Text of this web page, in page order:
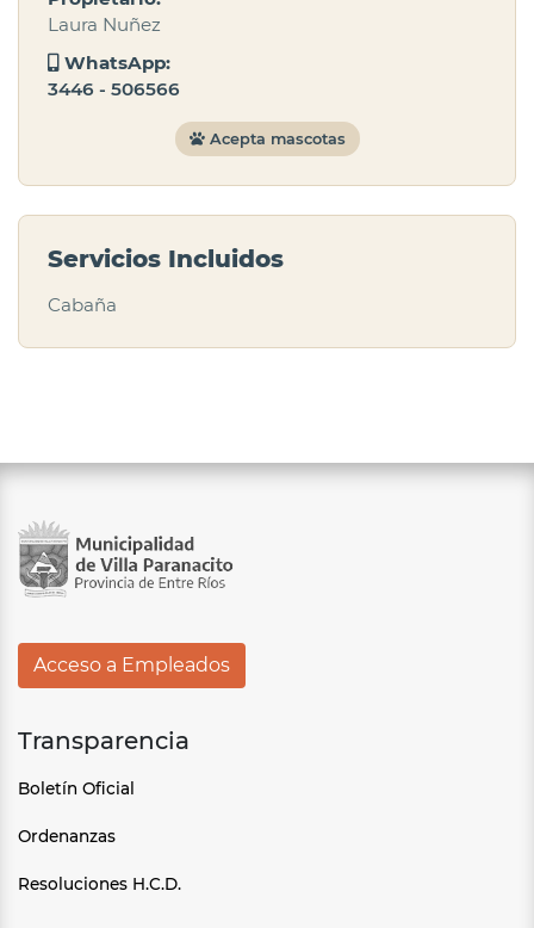
Laura Nuñez
WhatsApp:
3446 - 506566
Acepta mascotas
Servicios Incluidos
Cabaña
Acceso a Empleados
Transparencia
Boletín Oficial
Ordenanzas
Resoluciones H.C.D.